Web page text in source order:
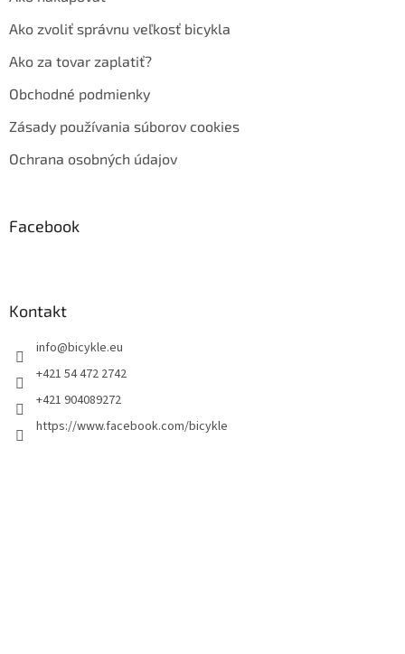
Ako zvoliť správnu veľkosť bicykla
Ako za tovar zaplatiť?
Obchodné podmienky
Zásady používania súborov cookies
Ochrana osobných údajov
Facebook
Kontakt
info@bicykle.eu
+421 54 472 2742
+421 904089272
https://www.facebook.com/bicykle